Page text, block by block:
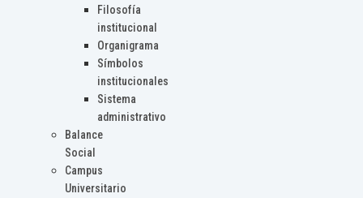
Filosofía
institucional
Organigrama
Símbolos
institucionales
Sistema
administrativo
Balance
Social
Campus
Universitario